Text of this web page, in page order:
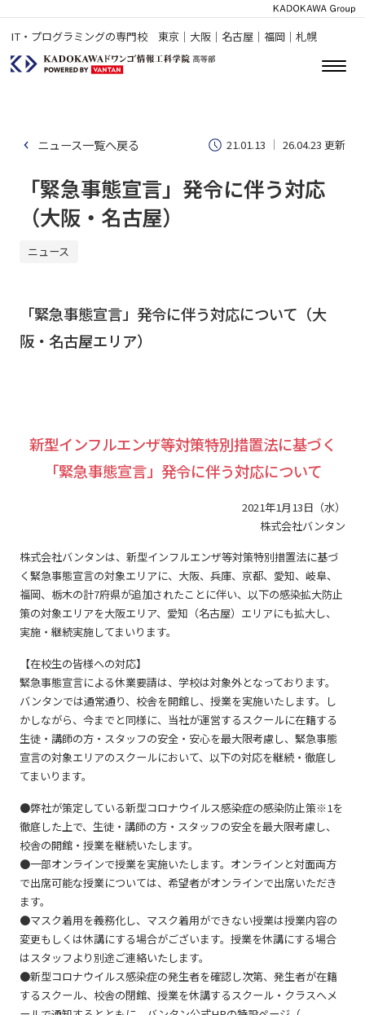
IT・プログラミングの専門校 東京｜大阪｜名古屋｜福岡｜札幌
ニュース一覧へ戻る 21.01.13 26.04.23 更新
「緊急事態宣言」発令に伴う対応
（大阪・名古屋）
ニュース
「緊急事態宣言」発令に伴う対応について（大
阪・名古屋エリア）
新型インフルエンザ等対策特別措置法に基づく
「緊急事態宣言」発令に伴う対応について
2021年1月13日（水）
株式会社バンタン
株式会社バンタンは、新型インフルエンザ等対策特別措置法に基づ
く緊急事態宣言の対象エリアに、大阪、兵庫、京都、愛知、岐阜、
福岡、栃木の計7府県が追加されたことに伴い、以下の感染拡大防止
策の対象エリアを大阪エリア、愛知（名古屋）エリアにも拡大し、
実施・継続実施してまいります。
【在校生の皆様への対応】
緊急事態宣言による休業要請は、学校は対象外となっております。
バンタンでは通常通り、校舎を開館し、授業を実施いたします。し
かしながら、今までと同様に、当社が運営するスクールに在籍する
生徒・講師の方・スタッフの安全・安心を最大限考慮し、緊急事態
宣言の対象エリアのスクールにおいて、以下の対応を継続・徹底し
てまいります。
●弊社が策定している新型コロナウイルス感染症の感染防止策※1を
徹底した上で、生徒・講師の方・スタッフの安全を最大限考慮し、
校舎の開館・授業を継続いたします。
●一部オンラインで授業を実施いたします。オンラインと対面両方
で出席可能な授業については、希望者がオンラインで出席いただき
ます。
●マスク着用を義務化し、マスク着用ができない授業は授業内容の
変更もしくは休講にする場合がございます。授業を休講にする場合
はスタッフより別途ご連絡いたします。
●新型コロナウイルス感染症の発生者を確認し次第、発生者が在籍
するスクール、校舎の閉館、授業を休講するスクール・クラスへメ